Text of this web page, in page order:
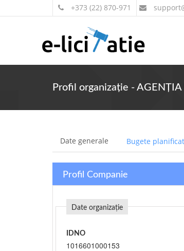
+373 (22) 870-971 support
Profil organizație -
Date generale Bugete
Profil Companie
Date organizație
IDNO
1016601000153